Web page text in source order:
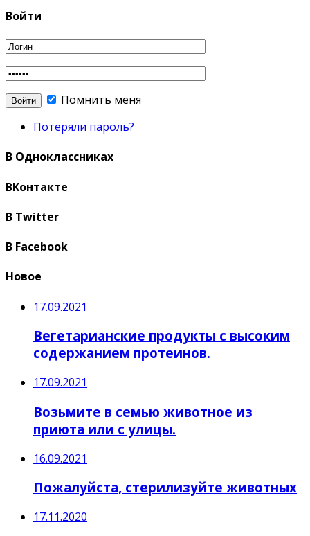
Войти
Помнить меня
Потеряли пароль?
В Одноклассниках
ВКонтакте
В Twitter
В Facebook
Новое
17.09.2021
Вегетарианские продукты с высоким
содержанием протеинов.
17.09.2021
Возьмите в семью животное из
приюта или с улицы.
16.09.2021
Пожалуйста, стерилизуйте животных
17.11.2020